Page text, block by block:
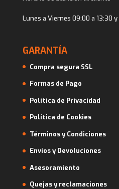
Lunes a Viernes 09:00 a 13:30 y
GARANTÍA
Compra segura SSL
Formas de Pago
Política de Privacidad
Política de Cookies
Términos y Condiciones
Envíos y Devoluciones
Asesoramiento
Quejas y reclamaciones